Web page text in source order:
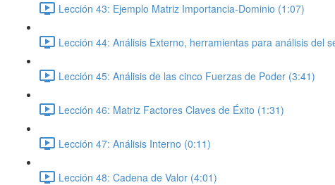
Lección 43: Ejemplo Matriz Importancia-Dominio (1:07)
Lección 44: Análisis Externo, herramientas para análisis del
Lección 45: Análisis de las cinco Fuerzas de Poder (3:41)
Lección 46: Matriz Factores Claves de Éxito (1:31)
Lección 47: Análisis Interno (0:11)
Lección 48: Cadena de Valor (4:01)